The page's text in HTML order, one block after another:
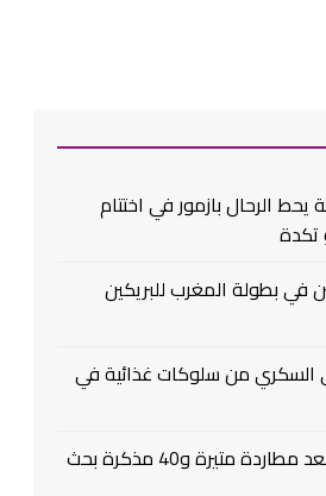
يحط الرحال بازمور في اختتام
تكدة
في بطولة المغرب للبريكين
السكري من سلوكات غذائية في
سقوط (الإمبراطور) بعد مطاردة متيرة و40 مذكرة بحث